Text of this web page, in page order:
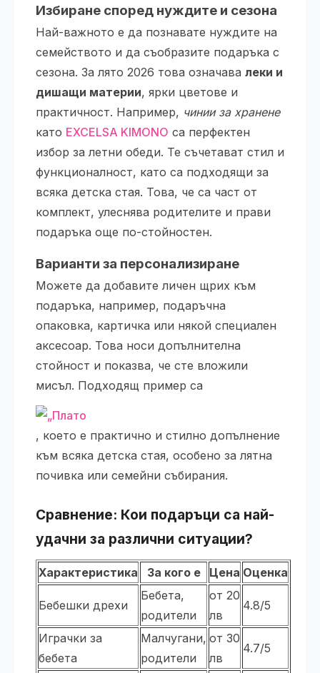
Избиране според нуждите и сезона
Най-важното е да познавате нуждите на
семейството и да съобразите подаръка с
сезона. За лято 2026 това означава леки и
дишащи материи, ярки цветове и
практичност. Например, чинии за хранене
като EXCELSA KIMONO са перфектен
избор за летни обеди. Те съчетават стил и
функционалност, като са подходящи за
всяка детска стая. Това, че са част от
комплект, улеснява родителите и прави
подаръка още по-стойностен.
Варианти за персонализиране
Можете да добавите личен щрих към
подаръка, например, подаръчна
опаковка, картичка или някой специален
аксесоар. Това носи допълнителна
стойност и показва, че сте вложили
мисъл. Подходящ пример са
, което е практично и стилно допълнение
към всяка детска стая, особено за лятна
почивка или семейни събирания.
Сравнение: Кои подаръци са най-
удачни за различни ситуации?
Характеристика За кого е Цена Оценка
Бебешки дрехи
Бебета,
родители
от 20
лв
4.8/5
Играчки за
бебета
Малчугани,
родители
от 30
лв
4.7/5